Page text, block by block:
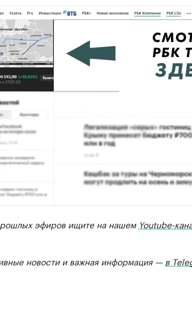
эфиров ищите на нашем Youtube-
новости и важная информация —в